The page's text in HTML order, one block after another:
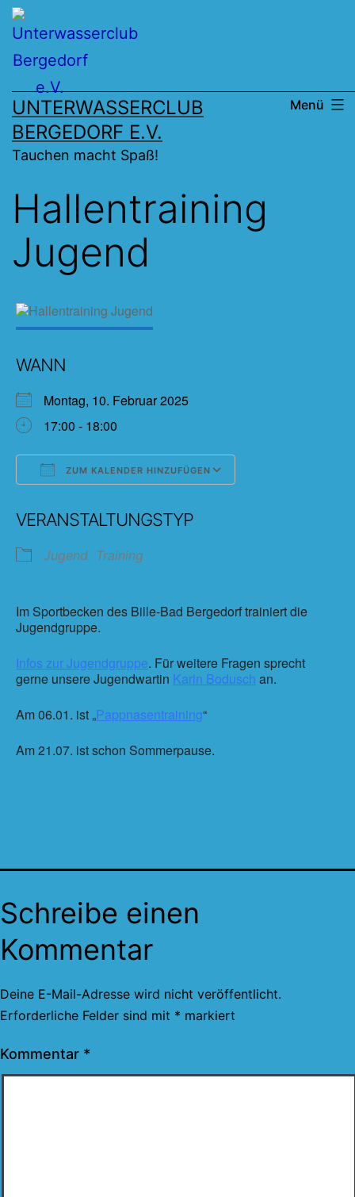
Zum
Inhalt
springen
UNTERWASSERCLUB
BERGEDORF E.V.
Tauchen macht Spaß!
Menü
Hallentraining
Jugend
WANN
Montag, 10. Februar 2025
17:00 - 18:00
ZUM KALENDER HINZUFÜGEN
VERANSTALTUNGSTYP
Jugend Training
Im Sportbecken des Bille-Bad Bergedorf trainiert die
Jugendgruppe.
Infos zur Jugendgruppe. Für weitere Fragen sprecht
gerne unsere Jugendwartin Karin Bodusch an.
Am 06.01. ist „Pappnasentraining“
Am 21.07. ist schon Sommerpause.
Schreibe einen
Kommentar
Deine E-Mail-Adresse wird nicht veröffentlicht.
Erforderliche Felder sind mit * markiert
Kommentar *